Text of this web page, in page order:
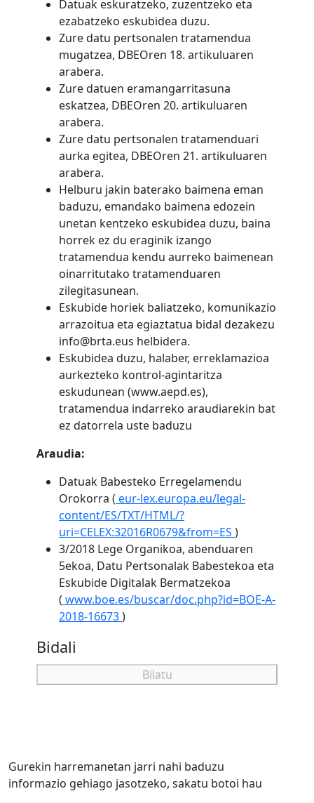
Datuak eskuratzeko, zuzentzeko eta
ezabatzeko eskubidea duzu.
Zure datu pertsonalen tratamendua
mugatzea, DBEOren 18. artikuluaren
arabera.
Zure datuen eramangarritasuna
eskatzea, DBEOren 20. artikuluaren
arabera.
Zure datu pertsonalen tratamenduari
aurka egitea, DBEOren 21. artikuluaren
arabera.
Helburu jakin baterako baimena eman
baduzu, emandako baimena edozein
unetan kentzeko eskubidea duzu, baina
horrek ez du eraginik izango
tratamendua kendu aurreko baimenean
oinarritutako tratamenduaren
zilegitasunean.
Eskubide horiek baliatzeko, komunikazio
arrazoitua eta egiaztatua bidal dezakezu
info@brta.eus helbidera.
Eskubidea duzu, halaber, erreklamazioa
aurkezteko kontrol-agintaritza
eskudunean (www.aepd.es),
tratamendua indarreko araudiarekin bat
ez datorrela uste baduzu
Araudia:
Datuak Babesteko Erregelamendu
Orokorra ( eur-lex.europa.eu/legal-
content/ES/TXT/HTML/?
uri=CELEX:32016R0679&from=ES )
3/2018 Lege Organikoa, abenduaren
5ekoa, Datu Pertsonalak Babestekoa eta
Eskubide Digitalak Bermatzekoa
( www.boe.es/buscar/doc.php?id=BOE-A-
2018-16673)
Bidali
Bilatu
Gurekin harremanetan jarri nahi baduzu
informazio gehiago jasotzeko, sakatu botoi hau